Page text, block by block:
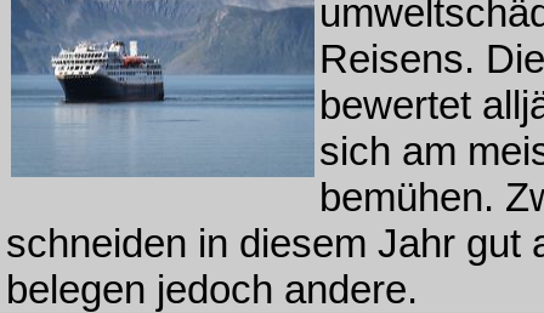
Reisens.
bewertet
sich am
bemühen.
schneiden in diesem Jahr gut
belegen jedoch andere.